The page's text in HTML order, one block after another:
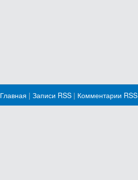
Главная | Записи RSS | Комментарии RSS